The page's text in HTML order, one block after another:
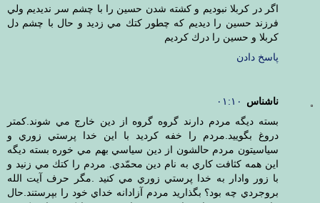
اگر در كربلا نبوديم و كشته شدن حسين را با چشم سر نديديم ولي
فرزند حسين را ديديم كه چطور كتك مي زديد و حال با چشم دل
كربلا و حسين را درك كرديم
پاسخ دادن
ناشناس
۰۱:۱۰
بسته ديگه مردم دارند گروه گروه از دين خارج مي شوند.كمتر
دروغ بگوييد.مردم را خفه كرديد با اين خدا پرستي زوري و
سياسيتون مردم حالشون از دين سياسي بهم مي خوره بسته ديگه
اين همه كثافت كاري به نام دين محمّدي. مردم را كتك مي زنيد و
با زور وادار به خدا پرستي زوري مي كنيد .مگر حرف آيت الله
بروجردي چه بود؟ بگذاريد مردم آزادانه خداي خود را بپرستند.حال